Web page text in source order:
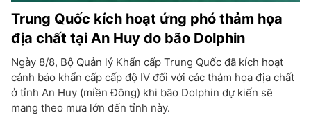
Trung Quốc kích hoạt ứng phó thảm họa
địa chất tại An Huy do bão Dolphin
Ngày 8/8, Bộ Quản lý Khẩn cấp Trung Quốc đã kích hoạt
cảnh báo khẩn cấp cấp độ IV đối với các thảm họa địa chất
ở tỉnh An Huy (miền Đông) khi bão Dolphin dự kiến sẽ
mang theo mưa lớn đến tỉnh này.